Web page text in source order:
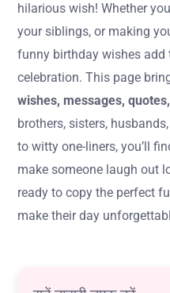
hilarious wish! Whether
your siblings, or making
funny birthday wishes add
celebration. This page
wishes, messages,
brothers, sisters,
to witty one-liners, you’ll
make someone laugh out
ready to copy the perfect
make their day